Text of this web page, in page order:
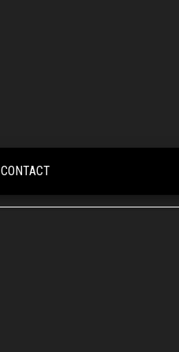
CONTACT